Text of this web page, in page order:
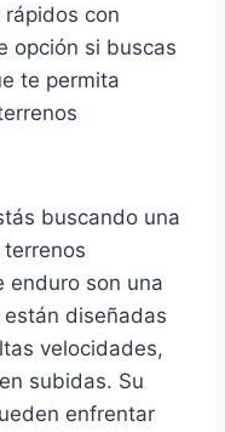
con
opción si buscas
te permita
buscando una
enduro son una
diseñadas
velocidades,
subidas. Su
enfrentar